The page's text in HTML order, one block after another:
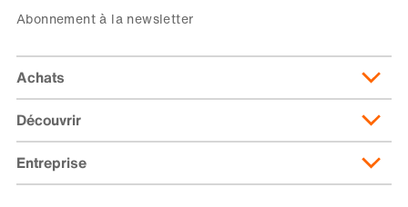
Abonnement à la newsletter
Achats
Livraison et frais de livraison
Abonnement de livraison
Moyens de paiement
Découvrir
Migusto
Entreprise